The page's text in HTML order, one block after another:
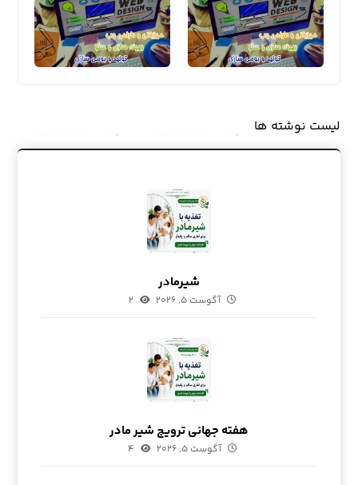
لیست نوشته ها
شیرمادر
آگوست ۵, ۲۰۲۶ ۲
هفته جهانی ترویج شیر مادر
آگوست ۵, ۲۰۲۶ ۴